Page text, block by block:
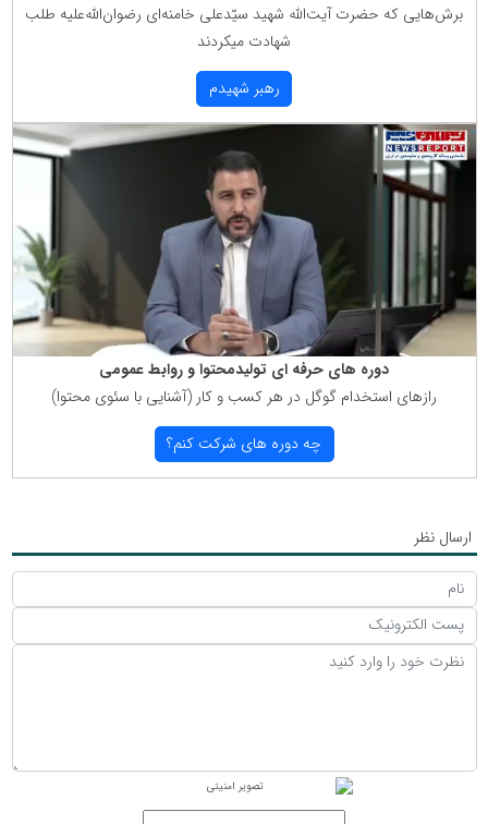
برش‌هایی كه حضرت آیت‌الله شهید سیّدعلی خامنه‌ای رضوان‌الله‌علیه طلب
شهادت میكردند
رهبر شهیدم
دوره های حرفه ای تولیدمحتوا و روابط عمومی
رازهای استخدام گوگل در هر كسب و كار (آشنایی با سئوی محتوا)
چه دوره های شركت كنم؟
ارسال نظر